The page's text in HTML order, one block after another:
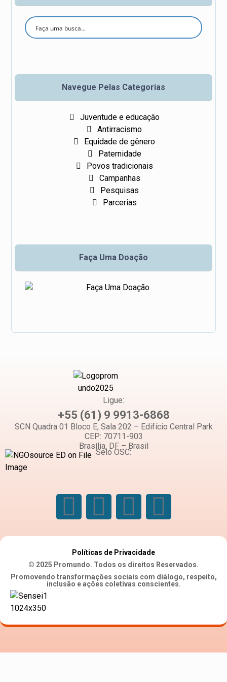
Navegue Pelas Categorias
Juventude e educação
Antirracismo
Equidade de gênero
Paternidade
Povos tradicionais
Campanhas
Pesquisas
Parcerias
Faça Uma Doação
Ligue:
+55 (61) 9 9913-6868
SCN Quadra 01 Bloco E, Sala 202 – Edifício Central Park
CEP: 70711-903
Brasília, DF – Brasil
Selo OSC:
Políticas de Privacidade
© 2025 Promundo. Todos os direitos Reservados.
Promovendo transformações sociais com diálogo, respeito,
inclusão e ações coletivas conscientes.